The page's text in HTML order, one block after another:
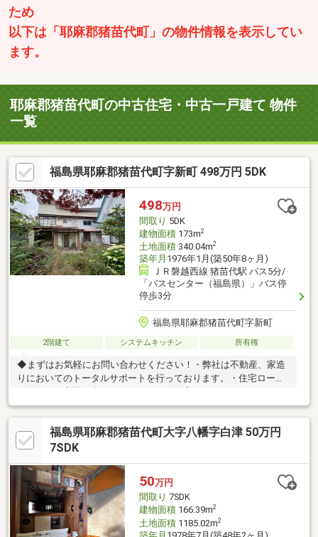
ため
以下は「耶麻郡猪苗代町」の物件情報を表示してい
ます。
耶麻郡猪苗代町の中古住宅・中古一戸建て 物件
一覧
福島県耶麻郡猪苗代町字新町 498万円 5DK
498万円
間取り 5DK
建物面積173m2
土地面積340.04m2
築年月 1976年1月(築50年8ヶ月)
ＪＲ磐越西線 猪苗代駅 バス5分/
「バスセンター（福島県）」バス停
停歩3分
福島県耶麻郡猪苗代町字新町
2階建て システムキッチン 所有権
◆まずはお気軽にお問い合わせください！・弊社は不動産、家造
りにおいてのトータルサポートを行っております。・住宅ローン
す。・スタッフ一同、誠心誠意ご対応させていただきます！◆経
験知識が豊富なスタッフが在籍！迅速な対応を心掛けておりま
す。・お問合せを受けてから即日ご対応をさせていただきま
す。・その他物件情報も多数ございます！お気軽にお問い合わせ
福島県耶麻郡猪苗代町大字八幡字白津 50万円
7SDK
50万円
間取り 7SDK
建物面積166.39m2
土地面積1185.02m2